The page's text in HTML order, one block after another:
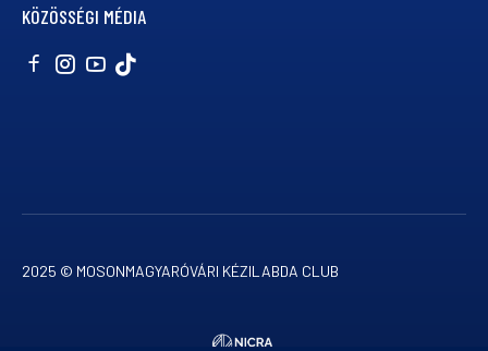
KÖZÖSSÉGI MÉDIA
2025 © MOSONMAGYARÓVÁRI KÉZILABDA CLUB